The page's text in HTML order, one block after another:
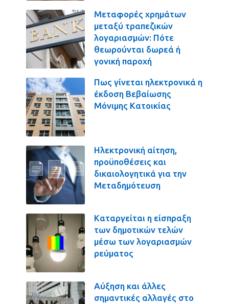
Μεταφορές χρημάτων
μεταξύ τραπεζικών
λογαριασμών: Πότε
θεωρούνται δωρεά ή
γονική παροχή
Πως γίνεται ηλεκτρονικά η
έκδοση Βεβαίωσης
Μόνιμης Κατοικίας
Ηλεκτρονική αίτηση,
προϋποθέσεις και
δικαιολογητικά για την
Μεταδημότευση
Καταργείται η είσπραξη
των δημοτικών τελών
μέσω των λογαριασμών
ρεύματος
Αύξηση και άλλες
σημαντικές αλλαγές στο